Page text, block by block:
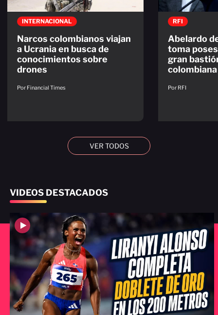
INTERNACIONAL
Narcos colombianos viajan
a Ucrania en busca de
conocimientos sobre
drones
Por Financial Times
RFI
Abelardo
toma
gran
colombiana
Por RFI
VER TODOS
VIDEOS DESTACADOS